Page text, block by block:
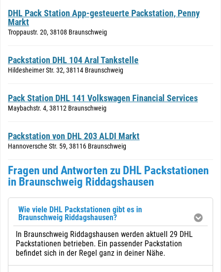
DHL Pack Station App-gesteuerte Packstation, Penny
Markt
Troppaustr. 20, 38108 Braunschweig
Packstation DHL 104 Aral Tankstelle
Hildesheimer Str. 32, 38114 Braunschweig
Pack Station DHL 141 Volkswagen Financial Services
Maybachstr. 4, 38112 Braunschweig
Packstation von DHL 203 ALDI Markt
Hannoversche Str. 59, 38116 Braunschweig
Fragen und Antworten zu DHL Packstationen
in Braunschweig Riddagshausen
Wie viele DHL Packstationen gibt es in
Braunschweig Riddagshausen?
In Braunschweig Riddagshausen werden aktuell 29 DHL
Packstationen betrieben. Ein passender Packstation
befindet sich in der Regel ganz in deiner Nähe.